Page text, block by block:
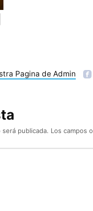
Pagina de Admin
publicada. Los campos